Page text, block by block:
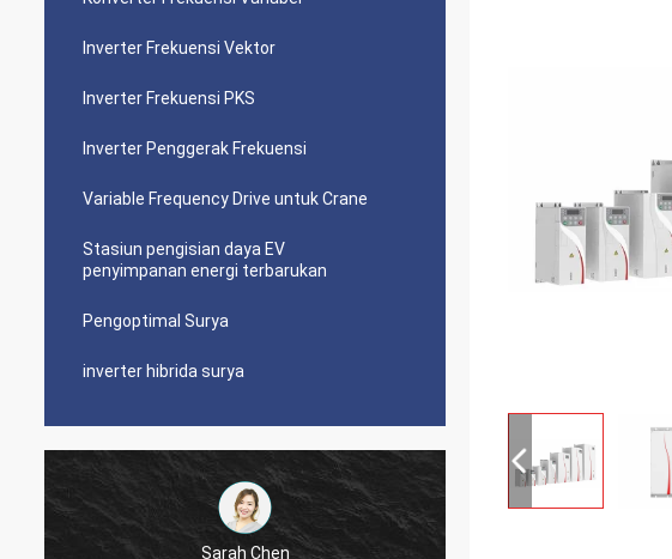
Inverter Frekuensi Vektor
Inverter Frekuensi PKS
Inverter Penggerak Frekuensi
Variable Frequency Drive untuk Crane
Stasiun pengisian daya EV
penyimpanan energi terbarukan
Pengoptimal Surya
inverter hibrida surya
Sarah Chen